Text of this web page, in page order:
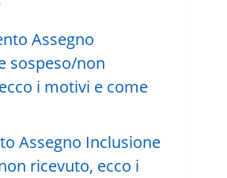
Assegno Inclusione
ricevuto, ecco i